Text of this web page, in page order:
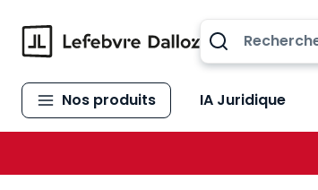
Nos produits IA Juridique